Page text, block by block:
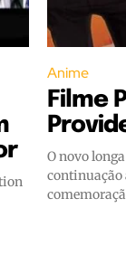
Anime
Filme
O novo
continuação